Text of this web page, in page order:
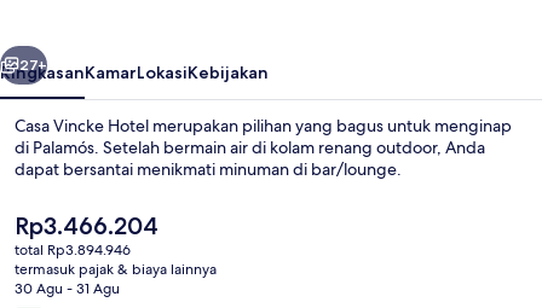
Berikutnya
27+
RingkasanKamarLokasiKebijakan
Casa Vincke Hotel merupakan pilihan yang bagus untuk menginap
di Palamós. Setelah bermain air di kolam renang outdoor, Anda
dapat bersantai menikmati minuman di bar/lounge.
Harga
saat
ini
Rp3.466.204
Rp3.466.204
total Rp3.894.946
termasuk pajak & biaya lainnya
30 Agu - 31 Agu